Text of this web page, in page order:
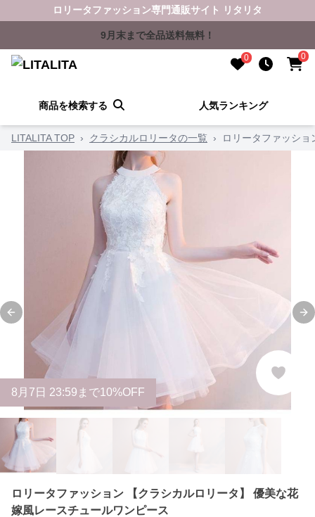
ロリータファッション専門通販サイト リタリタ
9月末まで全品送料無料！
0 0
商品を検索する 人気ランキング
LITALITA TOP › クラシカルロリータの一覧 › ロリータファッシ
Previous slide
8 月 7 日 23:59まで10%OFF
ロリータファッション 【クラシカルロリータ】 優美な花
嫁風レースチュールワンピース